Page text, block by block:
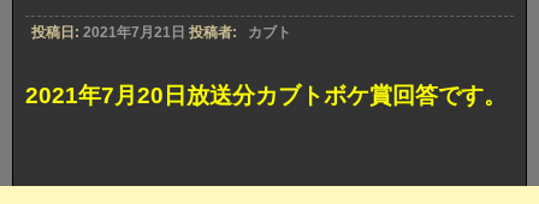
投稿日: 2021年7月21日 投稿者: カブト
2021年7月20日放送分カブトボケ賞回答です。